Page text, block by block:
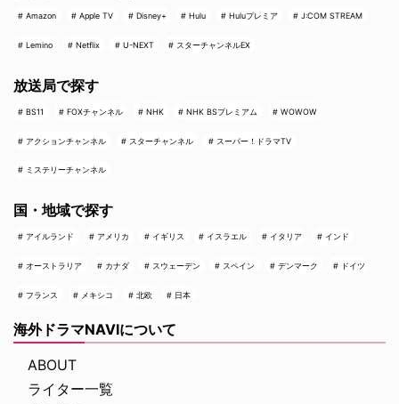
Amazon Apple TV Disney+ Hulu Huluプレミア J:COM STREAM
Lemino Netflix U-NEXT スターチャンネルEX
放送局で探す
BS11 FOXチャンネル NHK NHK BSプレミアム WOWOW
アクションチャンネル スターチャンネル スーパー！ドラマTV
ミステリーチャンネル
国・地域で探す
アイルランド アメリカ イギリス イスラエル イタリア インド
オーストラリア カナダ スウェーデン スペイン デンマーク ドイツ
フランス メキシコ 北欧 日本
海外ドラマNAVIについて
ABOUT
ライター一覧